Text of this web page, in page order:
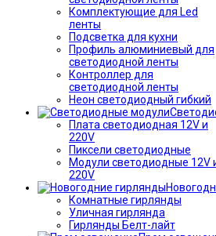
Комплектующие для Led
ленты
Подсветка для кухни
Профиль алюминиевый для
светодиодной ленты
Контроллер для
светодиодной ленты
Неон светодиодный гибкий
Плата светодиодная 12V и
220V
Пиксели светодиодные
Модули светодиодные 12V
220V
Комнатные гирлянды
Уличная гирлянда
Гирлянды Белт-лайт